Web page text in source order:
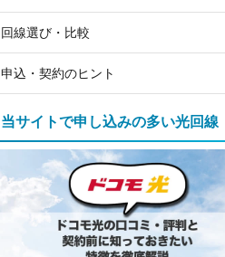
回線選び・比較
申込・契約のヒント
当サイトで申し込みの多い光回線